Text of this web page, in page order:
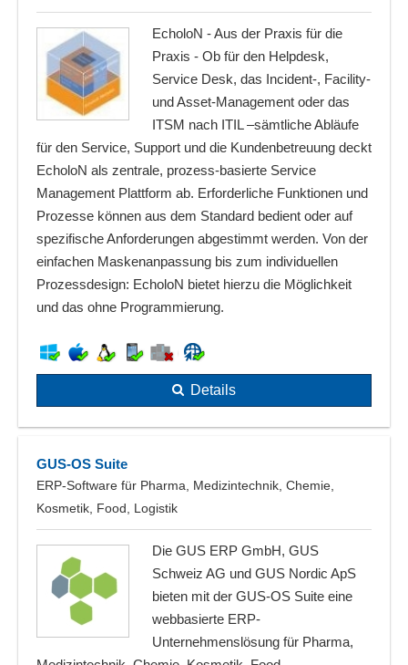
EcholoN - Aus der Praxis für die
Praxis - Ob für den Helpdesk,
Service Desk, das Incident-, Facility-
und Asset-Management oder das
ITSM nach ITIL –sämtliche Abläufe
für den Service, Support und die Kundenbetreuung deckt
EcholoN als zentrale, prozess-basierte Service
Management Plattform ab. Erforderliche Funktionen und
Prozesse können aus dem Standard bedient oder auf
spezifische Anforderungen abgestimmt werden. Von der
einfachen Maskenanpassung bis zum individuellen
Prozessdesign: EcholoN bietet hierzu die Möglichkeit
und das ohne Programmierung.
Details
GUS-OS Suite
ERP-Software für Pharma, Medizintechnik, Chemie,
Kosmetik, Food, Logistik
Die GUS ERP GmbH, GUS
Schweiz AG und GUS Nordic ApS
bieten mit der GUS-OS Suite eine
webbasierte ERP-
Unternehmenslösung für Pharma,